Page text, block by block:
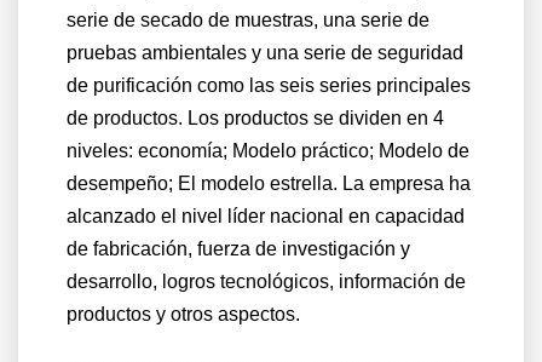
serie de secado de muestras, una serie de
pruebas ambientales y una serie de seguridad
de purificación como las seis series principales
de productos. Los productos se dividen en 4
niveles: economía; Modelo práctico; Modelo de
desempeño; El modelo estrella. La empresa ha
alcanzado el nivel líder nacional en capacidad
de fabricación, fuerza de investigación y
desarrollo, logros tecnológicos, información de
productos y otros aspectos.